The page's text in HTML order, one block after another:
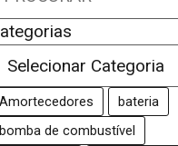
Amortecedores
bateria
bomba de combustível